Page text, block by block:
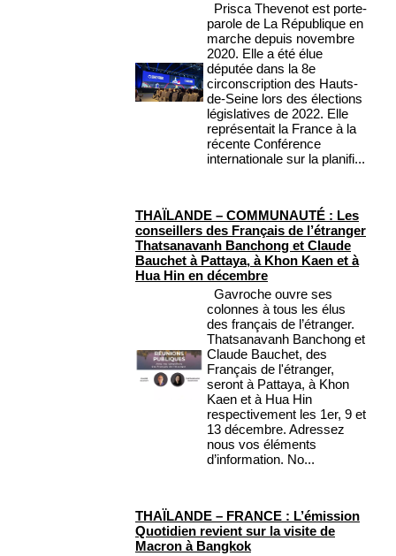
Prisca Thevenot est porte-
parole de La République en
marche depuis novembre
2020. Elle a été élue
députée dans la 8e
circonscription des Hauts-
de-Seine lors des élections
législatives de 2022. Elle
représentait la France à la
récente Conférence
internationale sur la planifi...
THAÏLANDE – COMMUNAUTÉ : Les
conseillers des Français de l’étranger
Thatsanavanh Banchong et Claude
Bauchet à Pattaya, à Khon Kaen et à
Hua Hin en décembre
Gavroche ouvre ses
colonnes à tous les élus
des français de l’étranger.
Thatsanavanh Banchong et
Claude Bauchet, des
Français de l'étranger,
seront à Pattaya, à Khon
Kaen et à Hua Hin
respectivement les 1er, 9 et
13 décembre. Adressez
nous vos éléments
d’information. No...
THAÏLANDE – FRANCE : L’émission
Quotidien revient sur la visite de
Macron à Bangkok